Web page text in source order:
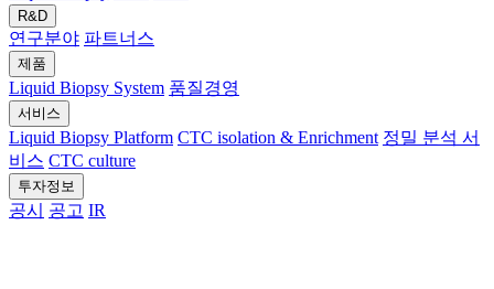
R&D
연구분야 파트너스
제품
Liquid Biopsy System 품질경영
서비스
Liquid Biopsy Platform CTC isolation & Enrichment 정밀 분석 서
비스 CTC culture
투자정보
공시 공고 IR